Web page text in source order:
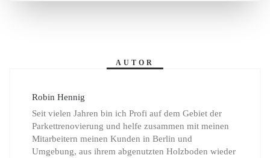
AUTOR
Robin Hennig
Seit vielen Jahren bin ich Profi auf dem Gebiet der
Parkettrenovierung und helfe zusammen mit meinen
Mitarbeitern meinen Kunden in Berlin und
Umgebung, aus ihrem abgenutzten Holzboden wieder